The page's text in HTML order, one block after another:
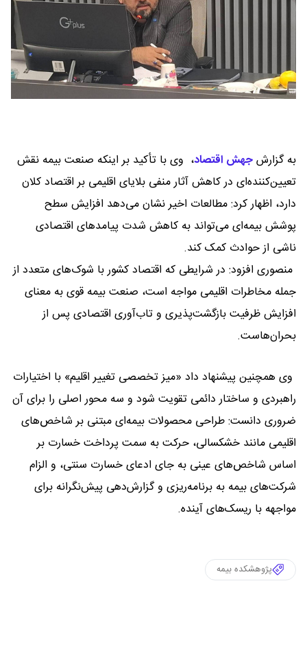
به گزارشجهش اقتصاد، وی با تأکید بر اینکه صنعت بیمه نقش
تعیین‌کننده‌ای در کاهش آثار منفی بلایای اقلیمی بر اقتصاد کلان
دارد، اظهار کرد: مطالعات اخیر نشان می‌دهد افزایش سطح
پوشش بیمه‌ای می‌تواند به کاهش شدت پیامدهای اقتصادی
ناشی از حوادث کمک کند.
منصوری افزود: در شرایطی که اقتصاد کشور با شوک‌های متعدد از
جمله مخاطرات اقلیمی مواجه است، صنعت بیمه قوی به معنای
افزایش ظرفیت بازگشت‌پذیری و تاب‌آوری اقتصادی پس از
بحران‌هاست.
وی همچنین پیشنهاد داد «میز تخصصی تغییر اقلیم» با اختیارات
راهبردی و ساختار دائمی تقویت شود و سه محور اصلی را برای آن
ضروری دانست: طراحی محصولات بیمه‌ای مبتنی بر شاخص‌های
اقلیمی مانند خشکسالی، حرکت به سمت پرداخت خسارت بر
اساس شاخص‌های عینی به جای ادعای خسارت سنتی، و الزام
شرکت‌های بیمه به برنامه‌ریزی و گزارش‌دهی پیش‌نگرانه برای
مواجهه با ریسک‌های آینده.
پژوهشکده بیمه